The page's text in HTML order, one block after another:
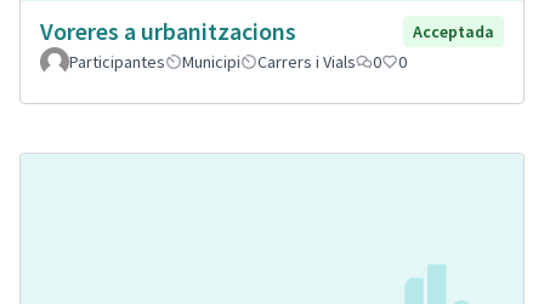
Voreres a urbanitzacions
Acceptada
Participantes
Municipi Carrers i Vials 0 0